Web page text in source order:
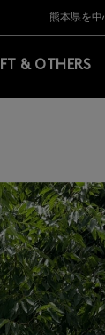
BARNEYS＞会
【夏季休業に
熊本県を中
【
BARNEYS＞会
【夏季休業に
& OTHERS